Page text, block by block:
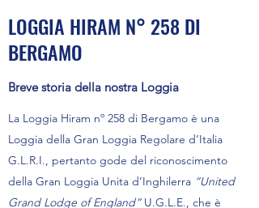
LOGGIA HIRAM N° 258 DI
BERGAMO
Breve storia della nostra Loggia
La Loggia Hiram nº 258 di Bergamo è una
Loggia della Gran Loggia Regolare d’Italia
G.L.R.I., pertanto gode del riconoscimento
della Gran Loggia Unita d’Inghilerra “United
Grand Lodge of England” U.G.L.E., che è